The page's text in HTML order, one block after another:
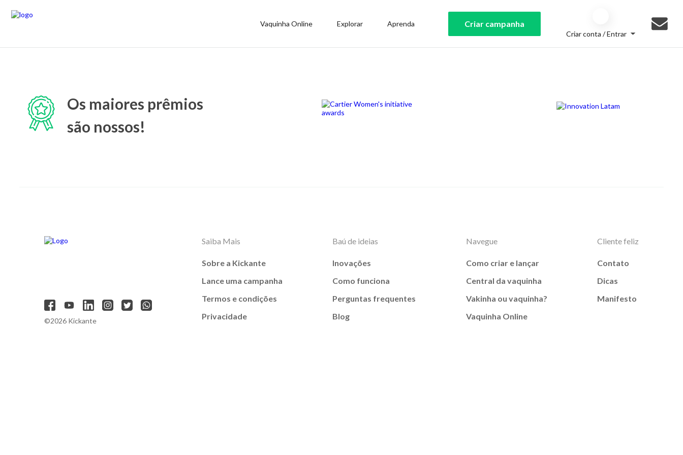
Vaquinha Online Explorar Aprenda Criar campanha
Criar conta / Entrar
Os maiores prêmios
são nossos!
©2026 Kickante
Saiba Mais
Sobre a Kickante
Lance uma campanha
Termos e condições
Privacidade
Baú de ideias
Inovações
Como funciona
Perguntas frequentes
Blog
Navegue
Como criar e lançar
Central da vaquinha
Vakinha ou vaquinha?
Vaquinha Online
Cliente feliz
Contato
Dicas
Manifesto